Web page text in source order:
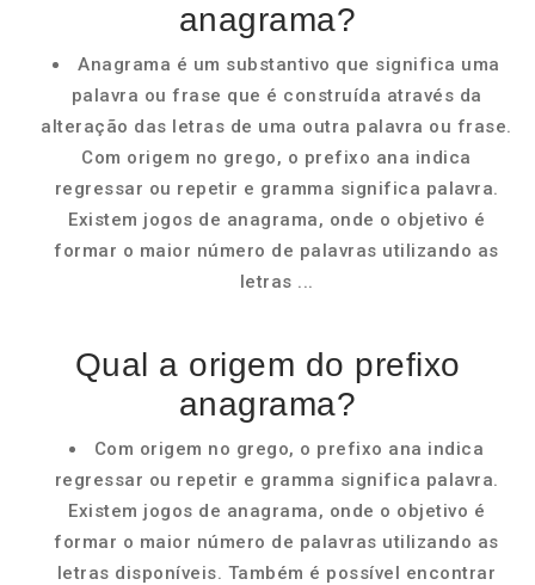
anagrama?
Anagrama é um substantivo que significa uma
palavra ou frase que é construída através da
alteração das letras de uma outra palavra ou frase.
Com origem no grego, o prefixo ana indica
regressar ou repetir e gramma significa palavra.
Existem jogos de anagrama, onde o objetivo é
formar o maior número de palavras utilizando as
letras ...
Qual a origem do prefixo
anagrama?
Com origem no grego, o prefixo ana indica
regressar ou repetir e gramma significa palavra.
Existem jogos de anagrama, onde o objetivo é
formar o maior número de palavras utilizando as
letras disponíveis. Também é possível encontrar